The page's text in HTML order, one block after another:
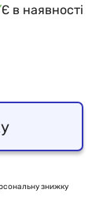
Є в наявності
знижку